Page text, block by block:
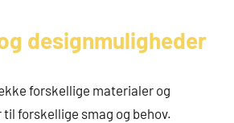
designmuligheder
forskellige materialer og
til forskellige smag og behov.